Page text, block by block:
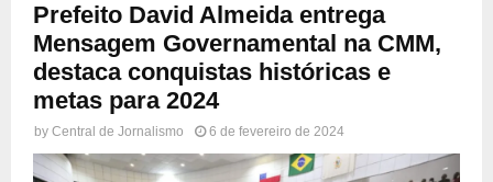
Prefeito David Almeida entrega
Mensagem Governamental na CMM,
destaca conquistas históricas e
metas para 2024
by Central de Jornalismo 6 de fevereiro de 2024